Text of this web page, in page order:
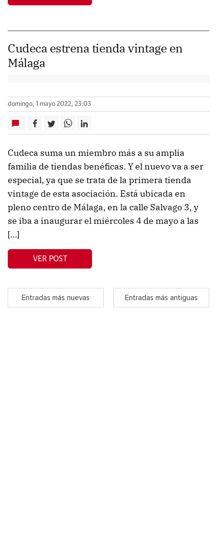
Cudeca estrena tienda vintage en
Málaga
domingo, 1 mayo 2022, 23:03
Cudeca suma un miembro más a su amplia
familia de tiendas benéficas. Y el nuevo va a ser
especial, ya que se trata de la primera tienda
vintage de esta asociación. Está ubicada en
pleno centro de Málaga, en la calle Salvago 3, y
se iba a inaugurar el miércoles 4 de mayo a las
[…]
VER POST
Entradas más nuevas Entradas más antiguas